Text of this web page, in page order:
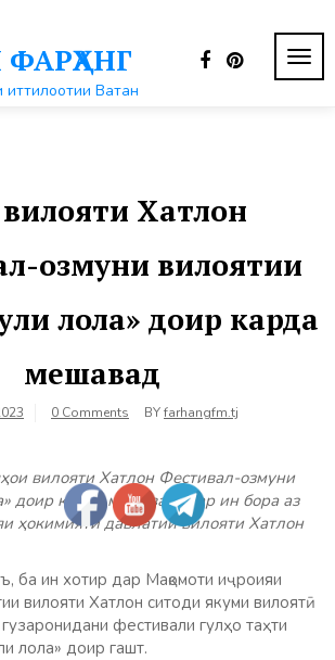
Ватан
Хатлон
озмуни вилоятии
лола» доир карда
мешавад
0 Comments BYfarhangfm.tj
вилояти Хатлон Фестивал-озмуни
доир карда мешавад. Дар ин бора аз
ҳокимияти давлатии вилояти Хатлон
ба ин хотир дар Мақомоти иҷроияи
вилояти Хатлон ситоди якуми вилоятӣ
фестивали гулҳо таҳти
лола» доир гашт.